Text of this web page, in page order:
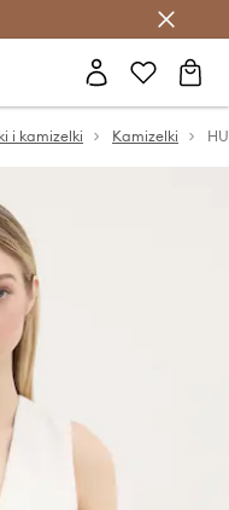
>
i kamizelki Kamizelki